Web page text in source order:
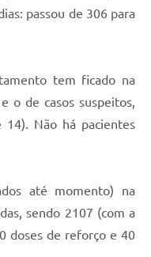
passou de 306 para
tem ficado na
o de casos suspeitos,
Não há pacientes
até momento) na
sendo 2107 (com a
doses de reforço e 40